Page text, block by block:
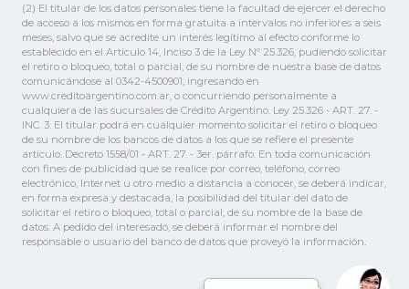
(2) El titular de los datos personales tiene la facultad de ejercer el derecho
de acceso a los mismos en forma gratuita a intervalos no inferiores a seis
meses, salvo que se acredite un interés legítimo al efecto conforme lo
establecido en el Artículo 14, Inciso 3 de la Ley Nº 25.326, pudiendo solicitar
el retiro o bloqueo, total o parcial, de su nombre de nuestra base de datos
comunicándose al 0342-4500901, ingresando en
www.creditoargentino.com.ar, o concurriendo personalmente a
cualquiera de las sucursales de Crédito Argentino. Ley 25.326 - ART. 27. -
INC. 3. El titular podrá en cualquier momento solicitar el retiro o bloqueo
de su nombre de los bancos de datos a los que se refiere el presente
artículo. Decreto 1558/01 - ART. 27. - 3er. párrafo. En toda comunicación
con fines de publicidad que se realice por correo, teléfono, correo
electrónico, Internet u otro medio a distancia a conocer, se deberá indicar,
en forma expresa y destacada, la posibilidad del titular del dato de
solicitar el retiro o bloqueo, total o parcial, de su nombre de la base de
datos. A pedido del interesado, se deberá informar el nombre del
responsable o usuario del banco de datos que proveyó la información.